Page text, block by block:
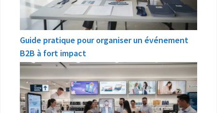
Guide pratique pour organiser un événement
B2B à fort impact